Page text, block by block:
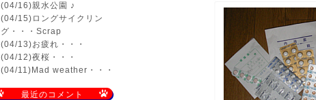
(04/16)親水公園 ♪
(04/15) ロングサイクリン
グ・・・Scrap
(04/13)お疲れ・・・
(04/12)夜桜・・・
(04/11) Mad weather・・・
最近のコメント